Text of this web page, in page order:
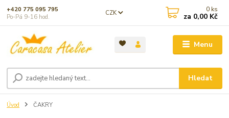
Menu
CZK
Hledat
+420 775 095 795
Po-Pá 9-16 hod.
0 ks
za 0,00 Kč
Úvod ČAKRY